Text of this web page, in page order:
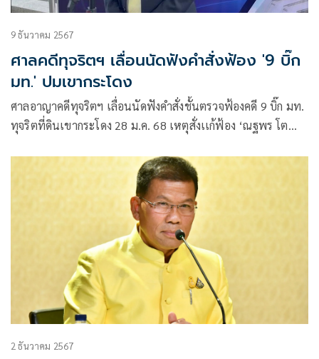
9 ธันวาคม 2567
ศาลคดีทุจริตฯ เลื่อนนัดฟังคำสั่งฟ้อง '9 บิ๊ก
มท.' ปมเขากระโดง
ศาลอาญาคดีทุจริตฯ เลื่อนนัดฟังคำสั่งชั้นตรวจฟ้องคดี 9 บิ๊ก มท.
ทุจริตที่ดินเขากระโดง 28 ม.ค. 68 เหตุสั่งเเก้ฟ้อง ‘ณฐพร โต
2 ธันวาคม 2567